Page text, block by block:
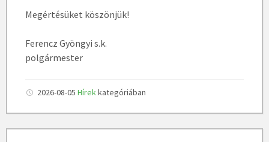
Megértésüket köszönjük!
Ferencz Gyöngyi s.k.
polgármester
2026-08-05 Hírekkategóriában